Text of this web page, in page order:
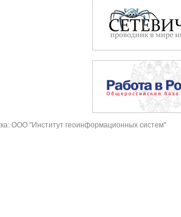
ООО "Институт геоинформационных систем"